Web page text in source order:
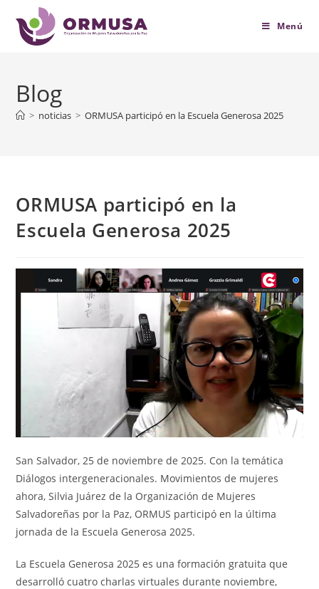
contenido
Menú
Blog
> noticias > ORMUSA participó en la Escuela Generosa 2025
ORMUSA participó en la
Escuela Generosa 2025
San Salvador, 25 de noviembre de 2025. Con la temática
Diálogos intergeneracionales. Movimientos de mujeres
ahora, Silvia Juárez de la Organización de Mujeres
Salvadoreñas por la Paz, ORMUS participó en la última
jornada de la Escuela Generosa 2025.
La Escuela Generosa 2025 es una formación gratuita que
desarrolló cuatro charlas virtuales durante noviembre,